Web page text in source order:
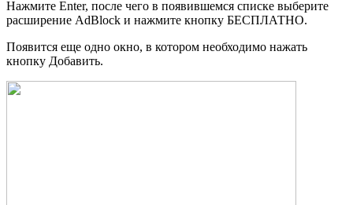
Нажмите Enter, после чего в появившемся списке выберите
расширение AdBlock и нажмите кнопку БЕСПЛАТНО.
Появится еще одно окно, в котором необходимо нажать
кнопку Добавить.